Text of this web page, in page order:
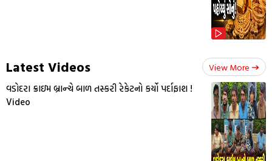
Latest Videos View More
વડોદરા ક્રાઇમ બ્રાન્ચે બાળ તસ્કરી રેકેટનો કર્યો પર્દાફાશ !
Video